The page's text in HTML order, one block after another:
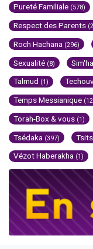
Pureté Familiale (578)
Respect des Parents
Roch Hachana (296)
Sexualité (8)
Talmud (1)
Temps Messianique
Torah-Box & vous (1)
Tsédaka (397)
Vézot Haberakha (1)